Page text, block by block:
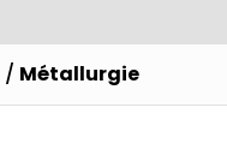
/ Métallurgie